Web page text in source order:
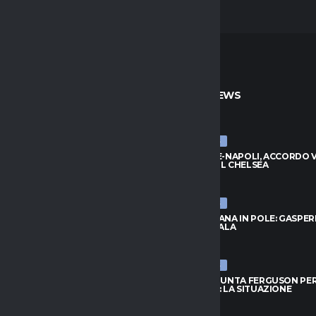
ULTIME NEWS
ULTIME NEWS
BADIASHILE-NAPOLI, ACCORDO
TRATTA COL CHELSEA
ULTIME NEWS
ROMA, FOFANA IN POLE:
ASPETTA L’ALA
ULTIME NEWS
TORINO, SPUNTA FERGUSON
L’ATTACCO: LA SITUAZIONE